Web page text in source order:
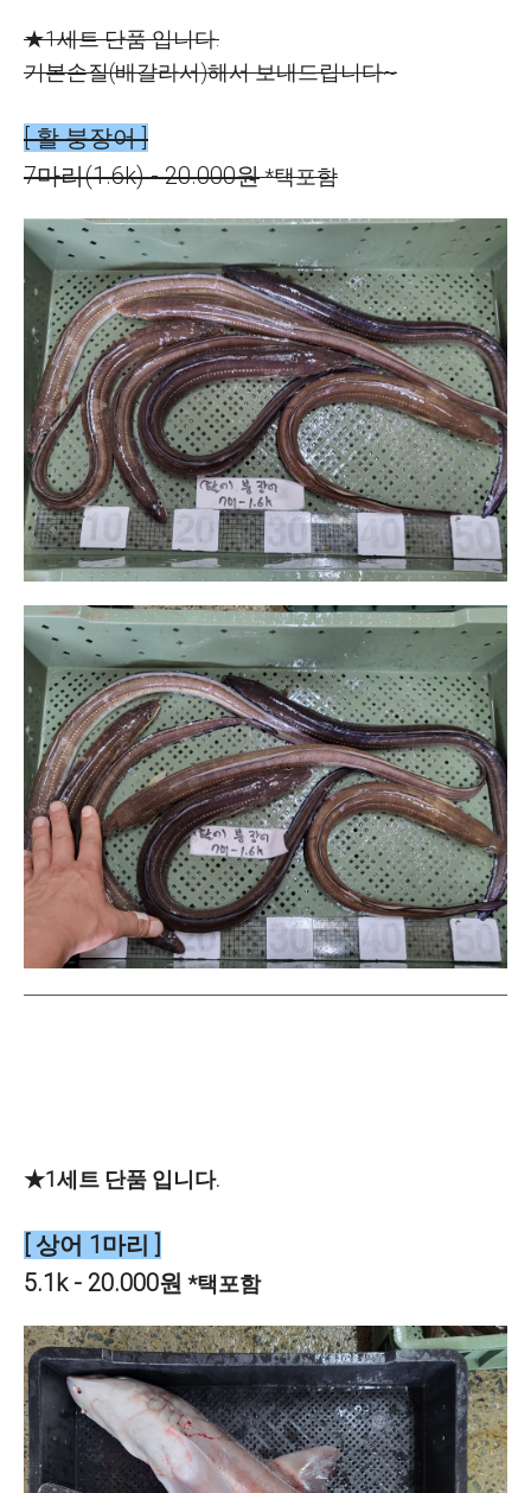
★1세트 단품 입니다.
기본손질(배갈라서)해서 보내드립니다~
[ 활 붕장어 ]
7마리(1.6k) - 20.000원*택포함
★1세트 단품 입니다.
[ 상어 1마리 ]
5.1k - 20.000원 *택포함